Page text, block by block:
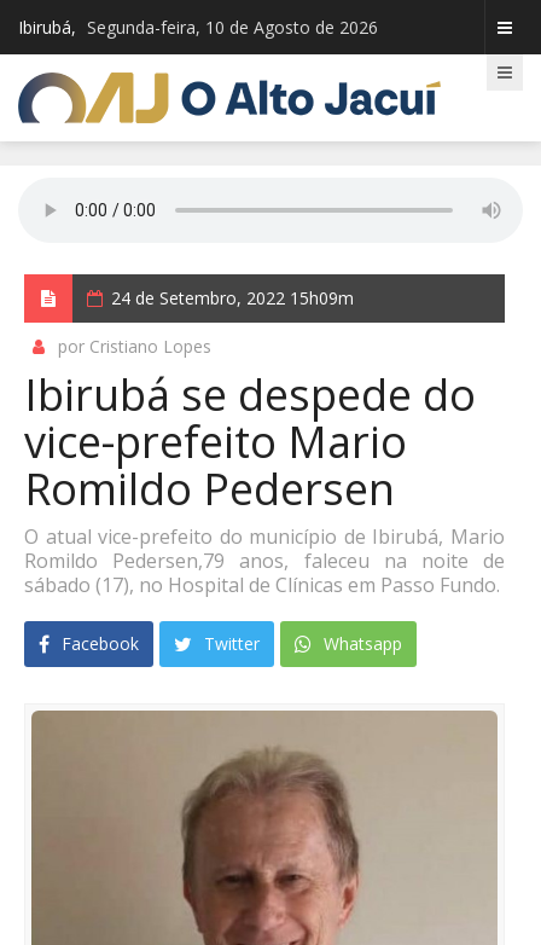
Ibirubá, Segunda-feira, 10 de Agosto de 2026
24 de Setembro, 2022 15h09m
por Cristiano Lopes
Ibirubá se despede do
vice-prefeito Mario
Romildo Pedersen
O atual vice-prefeito do município de Ibirubá, Mario
Romildo Pedersen,79 anos, faleceu na noite de
sábado (17), no Hospital de Clínicas em Passo Fundo.
Facebook Twitter Whatsapp